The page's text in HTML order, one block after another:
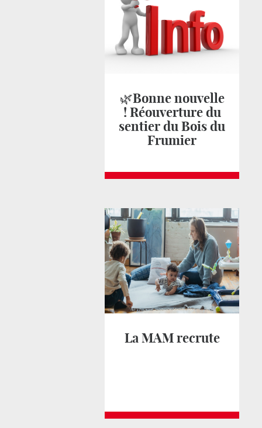
🌿Bonne nouvelle
! Réouverture du
sentier du Bois du
Frumier
La MAM recrute